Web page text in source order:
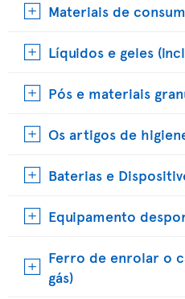
Materiais de
Líquidos e geles
Pós e materiais
Os artigos de
Baterias e
Equipamento
Ferro de enrolar o
gás)